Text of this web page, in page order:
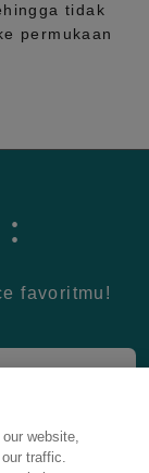
tidak
permukaan
favoritmu!
website,
traffic.